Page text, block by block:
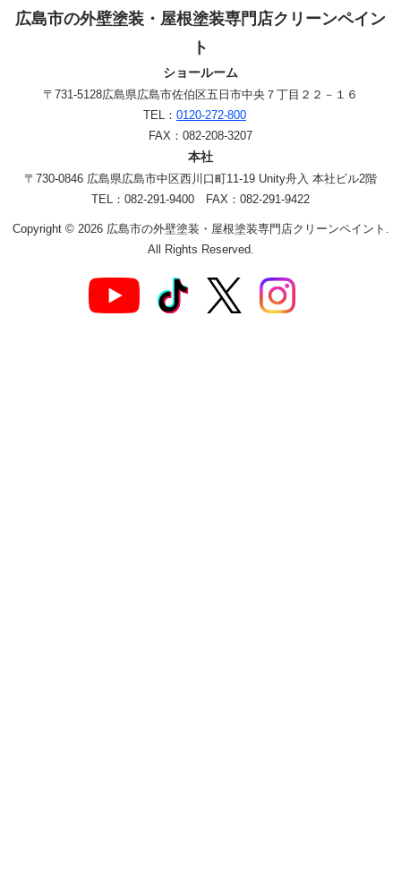
広島市の外壁塗装・屋根塗装専門店クリーンペイン
ト
ショールーム
〒731-5128広島県広島市佐伯区五日市中央７丁目２２－１６
TEL： 0120-272-800
FAX：082-208-3207
本社
〒730-0846 広島県広島市中区西川口町11-19 Unity舟入 本社ビル2階
TEL：082-291-9400 FAX：082-291-9422
Copyright © 2026 広島市の外壁塗装・屋根塗装専門店クリーンペイント.
All Rights Reserved.